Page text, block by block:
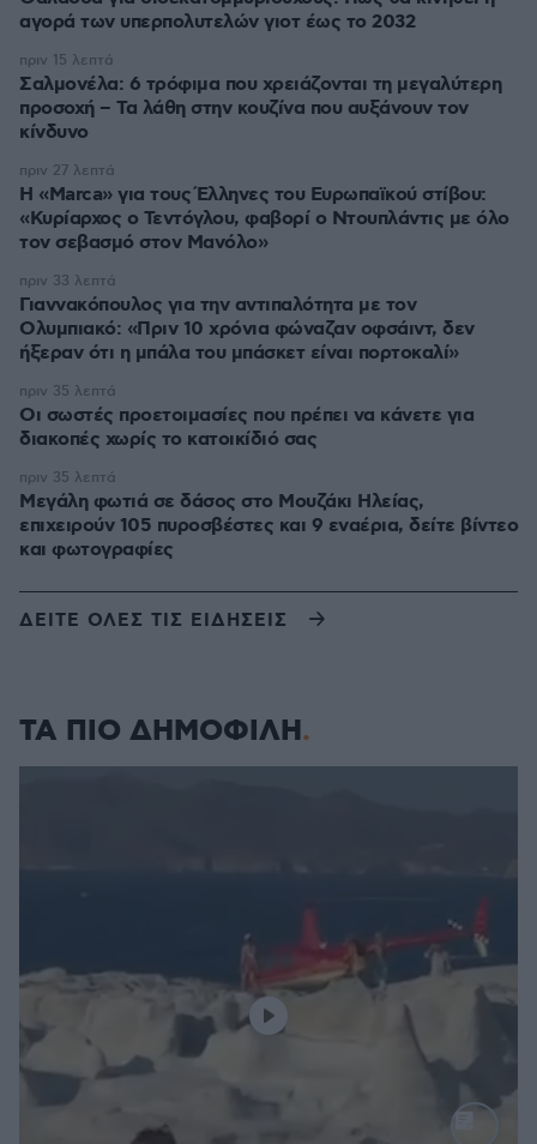
αγορά των υπερπολυτελών γιοτ έως το 2032
Σαλμονέλα: 6 τρόφιμα που χρειάζονται τη μεγαλύτερη
προσοχή – Τα λάθη στην κουζίνα που αυξάνουν τον
κίνδυνο
πριν 15 λεπτά
Η «Marca» για τους Έλληνες του Ευρωπαϊκού στίβου:
«Κυρίαρχος ο Τεντόγλου, φαβορί ο Ντουπλάντις με όλο
τον σεβασμό στον Μανόλο»
πριν 27 λεπτά
Γιαννακόπουλος για την αντιπαλότητα με τον
Ολυμπιακό: «Πριν 10 χρόνια φώναζαν οφσάιντ, δεν
ήξεραν ότι η μπάλα του μπάσκετ είναι πορτοκαλί»
πριν 33 λεπτά
Οι σωστές προετοιμασίες που πρέπει να κάνετε για
διακοπές χωρίς το κατοικίδιό σας
πριν 35 λεπτά
Μεγάλη φωτιά σε δάσος στο Μουζάκι Ηλείας,
επιχειρούν 105 πυροσβέστες και 9 εναέρια, δείτε βίντεο
και φωτογραφίες
πριν 35 λεπτά
ΔΕΙΤΕ ΟΛΕΣ ΤΙΣ ΕΙΔΗΣΕΙΣ
ΤΑ ΠΙΟ ΔΗΜΟΦΙΛΗ